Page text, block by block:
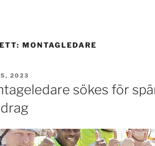
MONTAGLEDARE
2023
sökes för